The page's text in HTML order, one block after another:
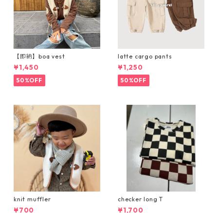
【即納】boa vest
¥1,450
50%OFF
latte cargo pants
¥1,250
50%OFF
knit muffler
¥700
checker long T
¥1,700